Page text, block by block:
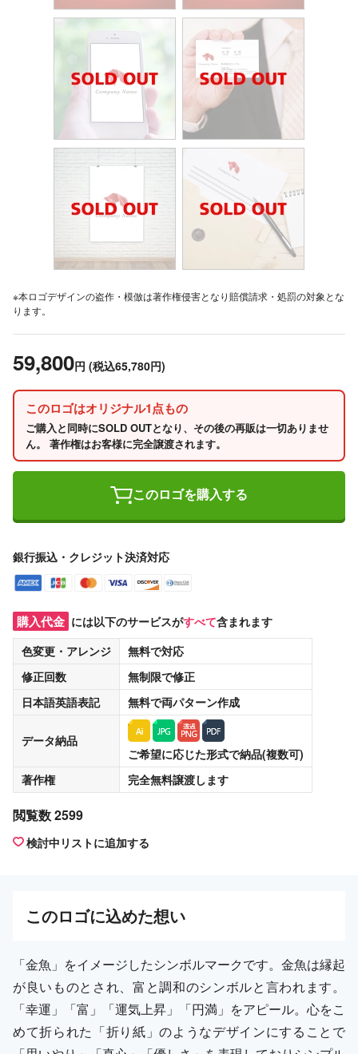
※本ロゴデザインの盗作・模倣は著作権侵害となり賠償請求・処罰の対象とな
ります。
59,800円 (税込65,780円)
このロゴはオリジナル1点もの
ご購入と同時にSOLD OUTとなり、その後の再販は一切ありませ
ん。 著作権はお客様に完全譲渡されます。
このロゴを購入する
銀行振込・クレジット決済対応
購入代金 には以下のサービスがすべて含まれます
色変更・アレンジ
無料で対応
修正回数
無制限で修正
日本語英語表記
無料で両パターン作成
データ納品
ご希望に応じた形式で納品(複数可)
著作権
完全無料譲渡します
閲覧数 2599
検討中リストに追加する
このロゴに込めた想い
「金魚」をイメージしたシンボルマークです。金魚は縁起
が良いものとされ、富と調和のシンボルと言われます。
「幸運」「富」「運気上昇」「円満」をアピール。心をこ
めて折られた「折り紙」のようなデザインにすることで